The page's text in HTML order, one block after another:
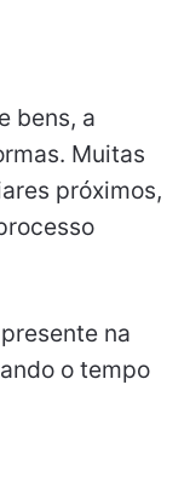
bens, a
Muitas
próximos,
na
o tempo